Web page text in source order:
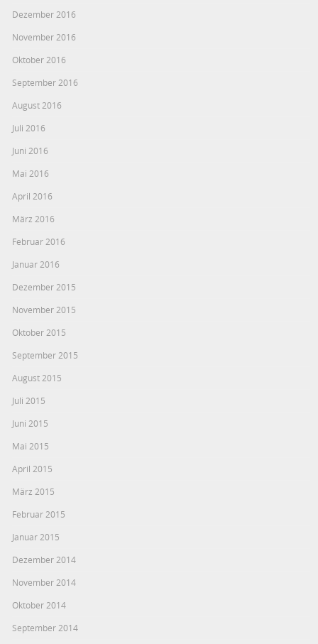
Dezember 2016
November 2016
Oktober 2016
September 2016
August 2016
Juli 2016
Juni 2016
Mai 2016
April 2016
März 2016
Februar 2016
Januar 2016
Dezember 2015
November 2015
Oktober 2015
September 2015
August 2015
Juli 2015
Juni 2015
Mai 2015
April 2015
März 2015
Februar 2015
Januar 2015
Dezember 2014
November 2014
Oktober 2014
September 2014